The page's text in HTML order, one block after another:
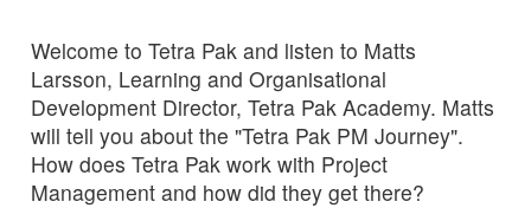
Welcome to Tetra Pak and listen to Matts
Larsson, Learning and Organisational
Development Director, Tetra Pak Academy. Matts
will tell you about the "Tetra Pak PM Journey".
How does Tetra Pak work with Project
Management and how did they get there?